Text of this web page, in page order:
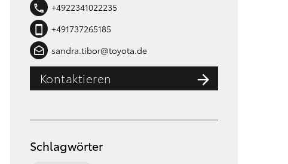
+4922341022235
+491737265185
sandra.tibor@toyota.de
Kontaktieren
Schlagwörter